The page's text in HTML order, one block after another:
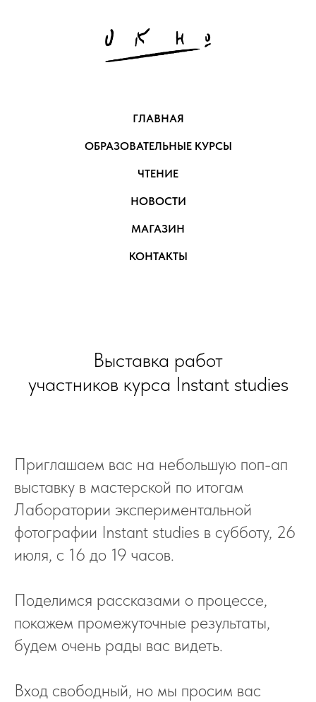
ГЛАВНАЯ
ОБРАЗОВАТЕЛЬНЫЕ КУРСЫ
ЧТЕНИЕ
НОВОСТИ
МАГАЗИН
КОНТАКТЫ
Выставка работ
участников курса Instant studies
Приглашаем вас на небольшую поп-ап
выставку в мастерской по итогам
Лаборатории экспериментальной
фотографии Instant studies в субботу, 26
июля, с 16 до 19 часов.
Поделимся рассказами о процессе,
покажем промежуточные результаты,
будем очень рады вас видеть.
Вход свободный, но мы просим вас